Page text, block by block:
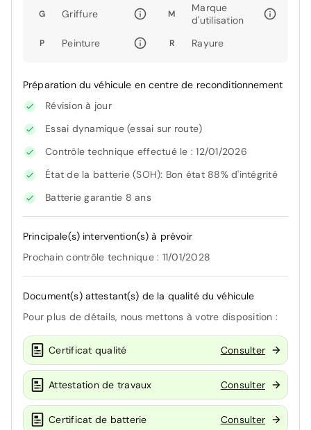
G Griffure M
Marque
d'utilisation
P Peinture R Rayure
Préparation du véhicule en centre de reconditionnement
Révision à jour
Essai dynamique (essai sur route)
Contrôle technique effectué le : 12/01/2026
État de la batterie (SOH): Bon état 88% d'intégrité
Batterie garantie 8 ans
Principale(s) intervention(s) à prévoir
Prochain contrôle technique : 11/01/2028
Document(s) attestant(s) de la qualité du véhicule
Pour plus de détails, nous mettons à votre disposition :
Certificat qualité Consulter
Attestation de travaux Consulter
Certificat de batterie Consulter